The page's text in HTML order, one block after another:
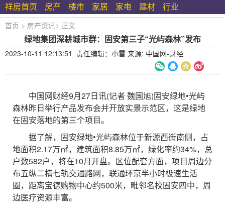
祥房首页 房产 楼市 家居 家电 建材 行业
首页 > 房产资讯> 正文
绿地集团深耕城市群：固安第三子“光屿森林”发布
2023-10-11 12:13:51 责任编辑：小雷 来源: 中国网-财经
中国网财经9月27日讯(记者 魏国旭)固安绿地•光屿
森林昨日举行产品发布会并开放实景示范区，这是绿地
在固安落地的第三个项目。
据了解，固安绿地•光屿森林位于新源西街南侧，占
地面积2.17万㎡，建筑面积8.85万㎡，绿化率约34%，总
户数582户，将在10月开盘。区位配套方面，项目周边分
布五纵二横七轨交通路网，联通环京半小时极速生活
圈，距离宝德购物中心约500米，毗邻名校固安四中，周
边医疗资源丰富。